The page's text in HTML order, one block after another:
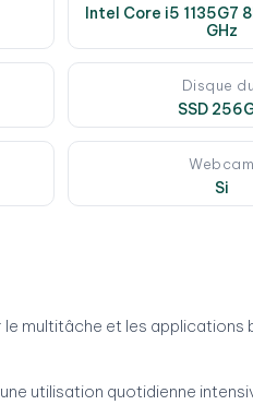
Intel Core i5 1135G7
GHz
Disque
SSD
Webcam
Si
le multitâche et les applications
utilisation quotidienne